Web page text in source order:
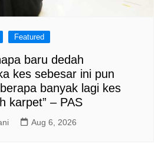
Featured
baru dedah
kes sebesar ini pun
banyak lagi kes
karpet” – PAS
Aug 6, 2026